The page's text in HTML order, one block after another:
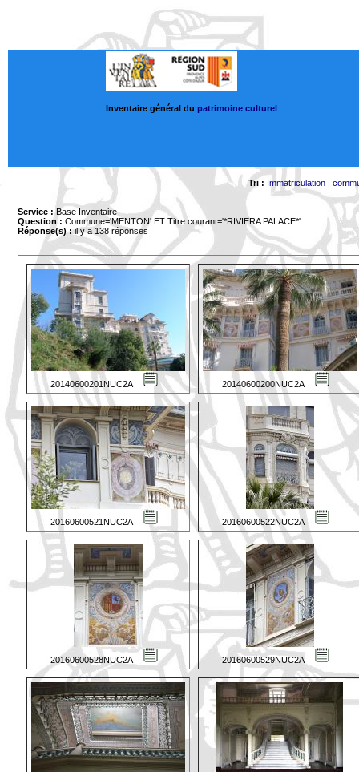
Inventaire général du patrimoine culturel
Tri : Immatriculation|
Service : Base Inventaire
Question : Commune='MENTON' ET Titre courant='*RIVIERA PALACE*'
Réponse(s) :il y a 138 réponses
20140600201NUC2A 20140600200NUC2A
20160600521NUC2A 20160600522NUC2A
20160600528NUC2A 20160600529NUC2A